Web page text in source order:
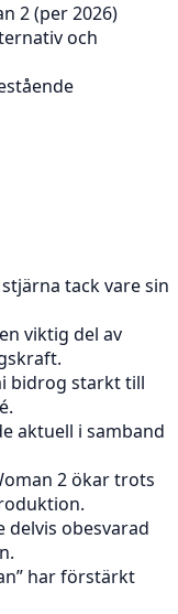
2 (per 2026)
och
tack vare sin
viktig del av
bidrog starkt till
aktuell i samband
2 ökar trots
obesvarad
har förstärkt